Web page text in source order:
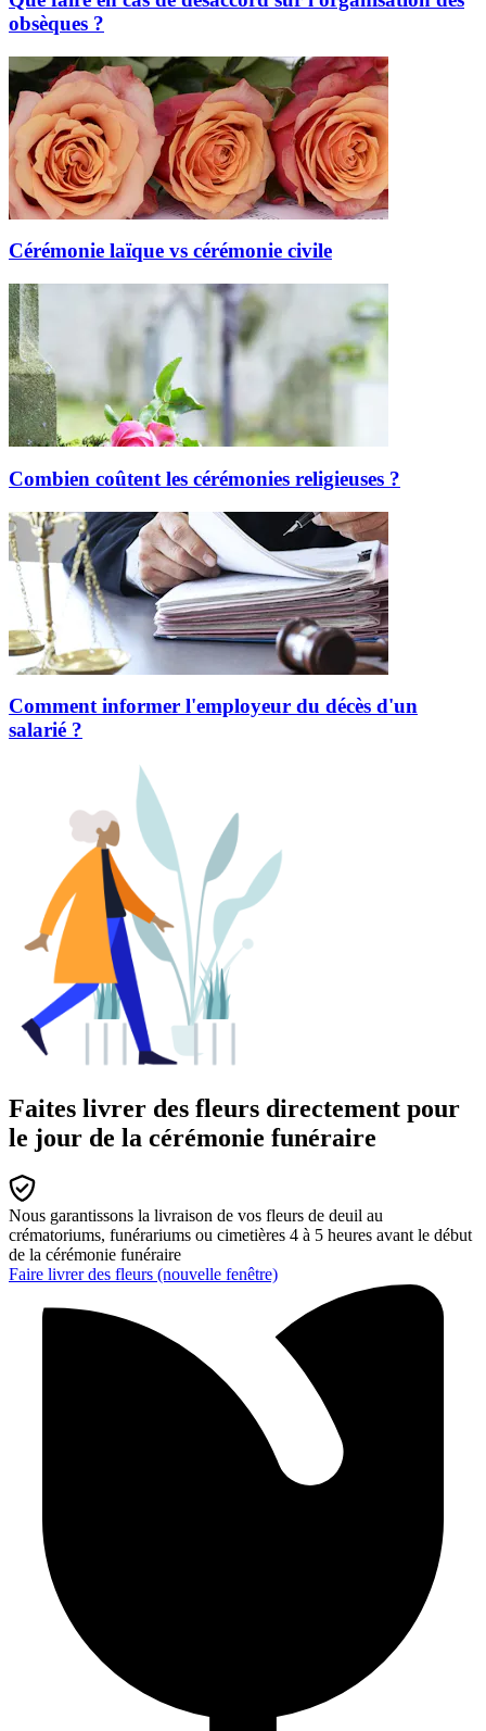
obsèques ?
Cérémonie laïque vs cérémonie civile
Combien coûtent les cérémonies religieuses ?
Comment informer l'employeur du décès d'un
salarié ?
Faites livrer des fleurs directement pour
le jour de la cérémonie funéraire
Nous garantissons la livraison de vos fleurs de deuil au
crématoriums, funérariums ou cimetières 4 à 5 heures avant le début
de la cérémonie funéraire
Faire livrer des fleurs (nouvelle fenêtre)